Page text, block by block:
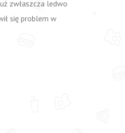
zwłaszcza ledwo
się problem w